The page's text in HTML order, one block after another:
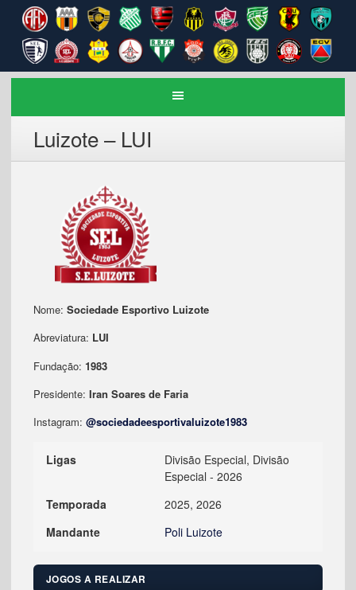
Luizote – LUI
Nome: Sociedade Esportivo Luizote
Abreviatura: LUI
Fundação: 1983
Presidente: Iran Soares de Faria
Instagram: @sociedadeesportivaluizote1983
Ligas
Divisão Especial, Divisão
Especial - 2026
Temporada
2025, 2026
Mandante
Poli Luizote
JOGOS A REALIZAR